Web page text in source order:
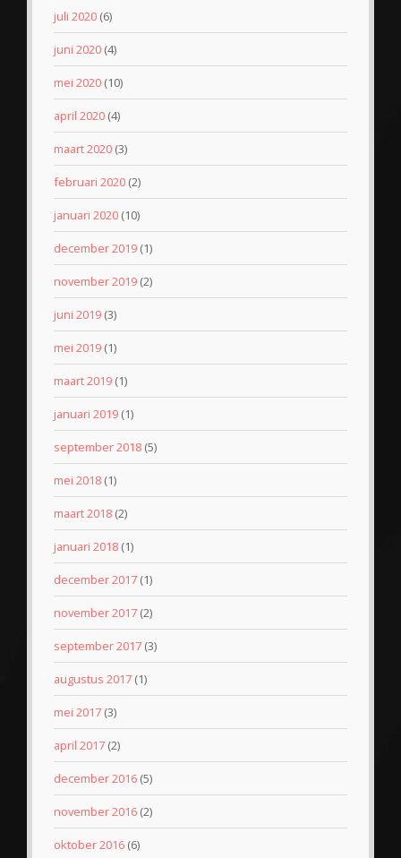
juli 2020 (6)
juni 2020 (4)
mei 2020 (10)
april 2020 (4)
maart 2020 (3)
februari 2020 (2)
januari 2020 (10)
december 2019 (1)
november 2019 (2)
juni 2019 (3)
mei 2019 (1)
maart 2019 (1)
januari 2019 (1)
september 2018 (5)
mei 2018 (1)
maart 2018 (2)
januari 2018 (1)
december 2017 (1)
november 2017 (2)
september 2017 (3)
augustus 2017 (1)
mei 2017 (3)
april 2017 (2)
december 2016 (5)
november 2016 (2)
oktober 2016 (6)